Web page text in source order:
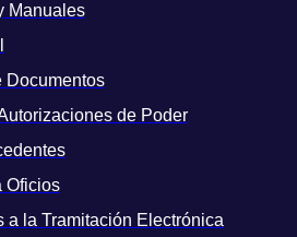
Manuales
Documentos
de Poder
Oficios
a la Tramitación Electrónica